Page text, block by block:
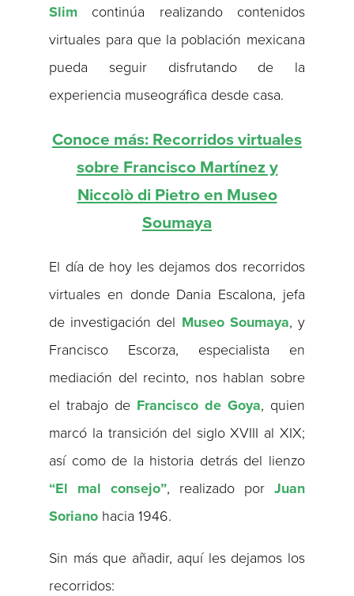
Slim continúa realizando contenidos
virtuales para que la población mexicana
pueda seguir disfrutando de la
experiencia museográfica desde casa.
Conoce más: Recorridos virtuales
sobre Francisco Martínez y
Niccolò di Pietro en Museo
Soumaya
El día de hoy les dejamos dos recorridos
virtuales en donde Dania Escalona, jefa
de investigación del Museo Soumaya, y
Francisco Escorza, especialista en
mediación del recinto, nos hablan sobre
el trabajo de Francisco de Goya​, quien
marcó la transición del siglo XVIII al XIX;
así como de la historia detrás del lienzo
“El mal consejo”, realizado por Juan
Soriano ​ hacia 1946.
Sin más que añadir, aquí les dejamos los
recorridos: